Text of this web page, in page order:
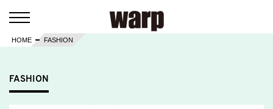
HOME FASHION
FASHION